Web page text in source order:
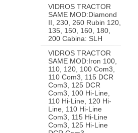
VIDROS TRACTOR
SAME MOD:Diamond
II, 230, 260 Rubin 120,
135, 150, 160, 180,
200 Cabina: SLH
VIDROS TRACTOR
SAME MOD:Iron 100,
110, 120, 100 Com3,
110 Com3, 115 DCR
Com3, 125 DCR
Com3, 100 Hi-Line,
110 Hi-Line, 120 Hi-
Line, 110 Hi-Line
Com3, 115 Hi-Line
Com3, 125 Hi-Line